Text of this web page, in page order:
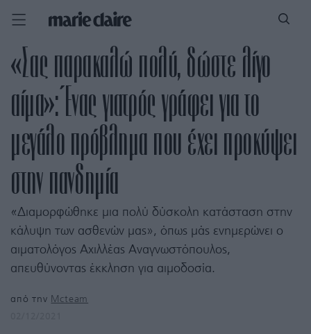
«Σας παρακαλώ πολύ, δώστε λίγο
αίμα»: Ένας γιατρός γράφει για το
μεγάλο πρόβλημα που έχει προκύψει
στην πανδημία
«Διαμορφώθηκε μια πολύ δύσκολη κατάσταση στην
κάλυψη των ασθενών μας», όπως μάς ενημερώνει ο
αιματολόγος Αχιλλέας Αναγνωστόπουλος,
απευθύνοντας έκκληση για αιμοδοσία.
από την Mcteam